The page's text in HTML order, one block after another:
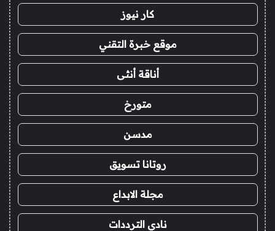
كار نيوز
موقع خبرة التقني
أناقة أنثى
متورخ
مدسن
روتانا تسويق
مجلة الابداع
نادي الترددات